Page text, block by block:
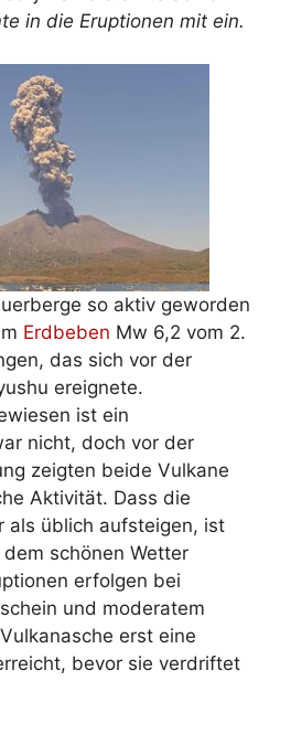
in die Eruptionen mit ein.
so aktiv geworden
Erdbeben Mw 6,2 vom 2.
das sich vor der
ereignete.
ist ein
nicht, doch vor der
zeigten beide Vulkane
Aktivität. Dass die
als üblich aufsteigen, ist
schönen Wetter
erfolgen bei
und moderatem
erst eine
bevor sie verdriftet